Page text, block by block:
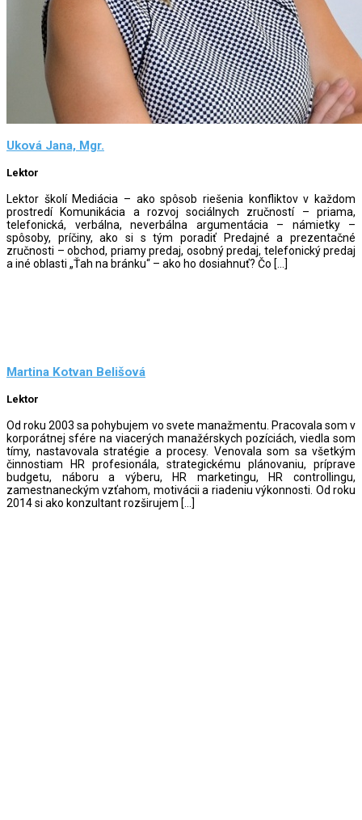
Uková Jana, Mgr.
Lektor
Lektor školí Mediácia – ako spôsob riešenia konfliktov v každom
prostredí Komunikácia a rozvoj sociálnych zručností – priama,
telefonická, verbálna, neverbálna argumentácia – námietky –
spôsoby, príčiny, ako si s tým poradiť Predajné a prezentačné
zručnosti – obchod, priamy predaj, osobný predaj, telefonický predaj
a iné oblasti „Ťah na bránku“ – ako ho dosiahnuť? Čo […]
Martina Kotvan Belišová
Lektor
Od roku 2003 sa pohybujem vo svete manažmentu. Pracovala som v
korporátnej sfére na viacerých manažérskych pozíciách, viedla som
tímy, nastavovala stratégie a procesy. Venovala som sa všetkým
činnostiam HR profesionála, strategickému plánovaniu, príprave
budgetu, náboru a výberu, HR marketingu, HR controllingu,
zamestnaneckým vzťahom, motivácii a riadeniu výkonnosti. Od roku
2014 si ako konzultant rozširujem […]